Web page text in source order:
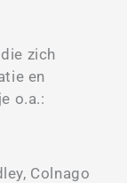
zich
en
o.a.:
Colnago